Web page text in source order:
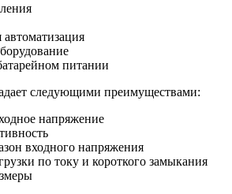
питании
следующими преимуществами:
напряжение
входного напряжения
по току и короткого замыкания